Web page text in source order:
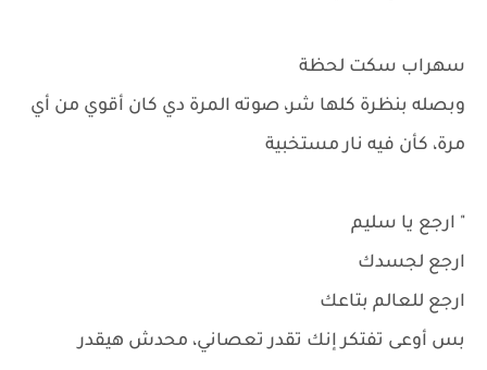
سهراب سكت لحظة
وبصله بنظرة كلها شر، صوته المرة دي كان أقوي من أي
مرة، كأن فيه نار مستخبية
" ارجع يا سليم
ارجع لجسدك
ارجع للعالم بتاعك
بس أوعى تفتكر إنك تقدر تعصاني، محدش هيقدر